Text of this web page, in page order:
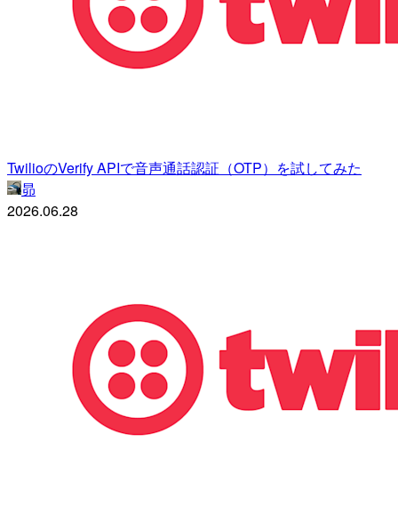
TwilioのVerify APIで音声通話認証（OTP）を試してみた
昴
2026.06.28